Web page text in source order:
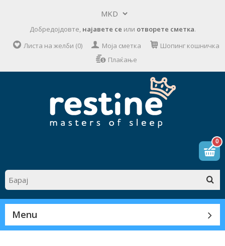
Добредојдовте, најавете се или отворете сметка.
Листа на желби (0)
Моја сметка
Шопинг кошничка
Плаќање
0
Menu